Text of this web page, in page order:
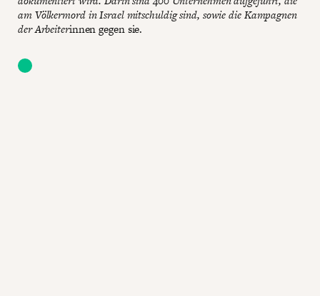
am Völkermord in Israel mitschuldig sind, sowie die Kampagnen
der Arbeiterinnen gegen sie.